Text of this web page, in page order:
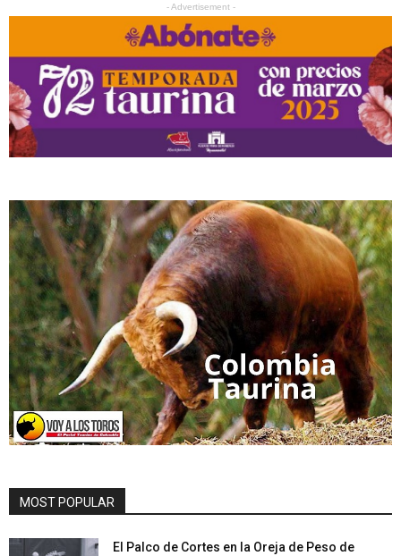
- Advertisement -
MOST POPULAR
El Palco de Cortes en la Oreja de Peso de